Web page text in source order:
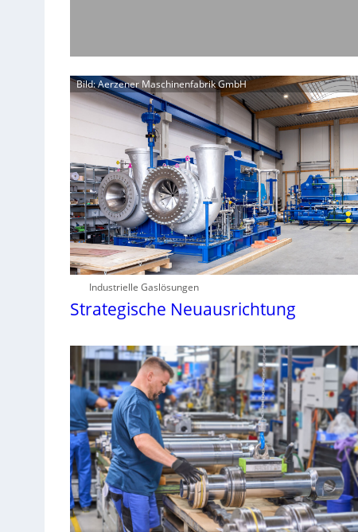
Bild: Aerzener Maschinenfabrik GmbH
Industrielle Gaslösungen
Strategische Neuausrichtung